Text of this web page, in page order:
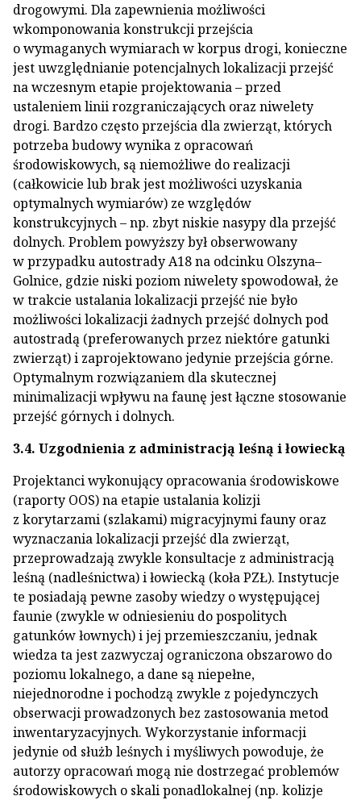
drogowymi. Dla zapewnienia możliwości
wkomponowania konstrukcji przejścia
o wymaganych wymiarach w korpus drogi, konieczne
jest uwzględnianie potencjalnych lokalizacji przejść
na wczesnym etapie projektowania – przed
ustaleniem linii rozgraniczających oraz niwelety
drogi. Bardzo często przejścia dla zwierząt, których
potrzeba budowy wynika z opracowań
środowiskowych, są niemożliwe do realizacji
(całkowicie lub brak jest możliwości uzyskania
optymalnych wymiarów) ze względów
konstrukcyjnych – np. zbyt niskie nasypy dla przejść
dolnych. Problem powyższy był obserwowany
w przypadku autostrady A18 na odcinku Olszyna–
Golnice, gdzie niski poziom niwelety spowodował, że
w trakcie ustalania lokalizacji przejść nie było
możliwości lokalizacji żadnych przejść dolnych pod
autostradą (preferowanych przez niektóre gatunki
zwierząt) i zaprojektowano jedynie przejścia górne.
Optymalnym rozwiązaniem dla skutecznej
minimalizacji wpływu na faunę jest łączne stosowanie
przejść górnych i dolnych.
3.4. Uzgodnienia z administracją leśną i łowiecką
Projektanci wykonujący opracowania środowiskowe
(raporty OOS) na etapie ustalania kolizji
z korytarzami (szlakami) migracyjnymi fauny oraz
wyznaczania lokalizacji przejść dla zwierząt,
przeprowadzają zwykle konsultacje z administracją
leśną (nadleśnictwa) i łowiecką (koła PZŁ). Instytucje
te posiadają pewne zasoby wiedzy o występującej
faunie (zwykle w odniesieniu do pospolitych
gatunków łownych) i jej przemieszczaniu, jednak
wiedza ta jest zazwyczaj ograniczona obszarowo do
poziomu lokalnego, a dane są niepełne,
niejednorodne i pochodzą zwykle z pojedynczych
obserwacji prowadzonych bez zastosowania metod
inwentaryzacyjnych. Wykorzystanie informacji
jedynie od służb leśnych i myśliwych powoduje, że
autorzy opracowań mogą nie dostrzegać problemów
środowiskowych o skali ponadlokalnej (np. kolizje